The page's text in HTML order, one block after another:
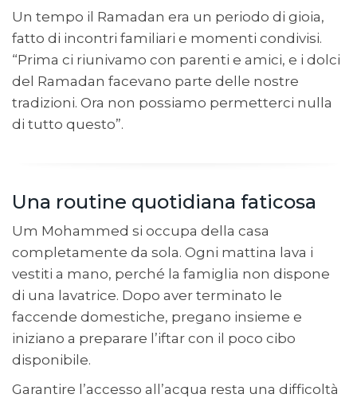
Un tempo il Ramadan era un periodo di gioia,
fatto di incontri familiari e momenti condivisi.
“Prima ci riunivamo con parenti e amici, e i dolci
del Ramadan facevano parte delle nostre
tradizioni. Ora non possiamo permetterci nulla
di tutto questo”.
Una routine quotidiana faticosa
Um Mohammed si occupa della casa
completamente da sola. Ogni mattina lava i
vestiti a mano, perché la famiglia non dispone
di una lavatrice. Dopo aver terminato le
faccende domestiche, pregano insieme e
iniziano a preparare l’iftar con il poco cibo
disponibile.
Garantire l’accesso all’acqua resta una difficoltà